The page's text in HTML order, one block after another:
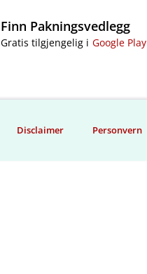
Finn Pakningsvedlegg
Gratis tilgjengelig i Google Play
Disclaimer Personvern